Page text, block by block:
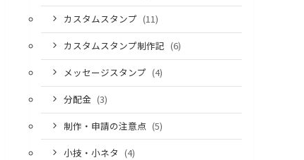
カスタムスタンプ (11)
カスタムスタンプ制作記 (6)
メッセージスタンプ (4)
分配金 (3)
制作・申請の注意点 (5)
小技・小ネタ (4)